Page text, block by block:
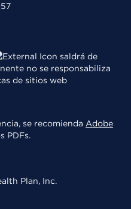
saldrá de
no se responsabiliza
de sitios web
se recomienda Adobe
PDFs.
Plan, Inc.